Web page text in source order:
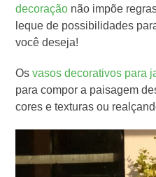
decoração não impõe
leque de possibilidades
você deseja!
Osvasos decorativos para
para compor a paisagem
cores e texturas ou